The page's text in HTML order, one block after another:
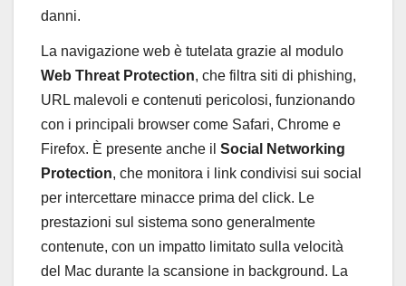
danni.
La navigazione web è tutelata grazie al modulo
Web Threat Protection, che filtra siti di phishing,
URL malevoli e contenuti pericolosi, funzionando
con i principali browser come Safari, Chrome e
Firefox. È presente anche il Social Networking
Protection, che monitora i link condivisi sui social
per intercettare minacce prima del click. Le
prestazioni sul sistema sono generalmente
contenute, con un impatto limitato sulla velocità
del Mac durante la scansione in background. La